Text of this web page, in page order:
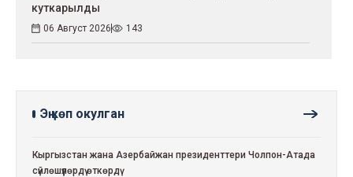
куткарылды
06 Август 2026 143
Эң көп окулган
Кыргызстан жана Азербайжан президенттери Чолпон-Атада
сүйлөшүүлөрдү өткөрдү